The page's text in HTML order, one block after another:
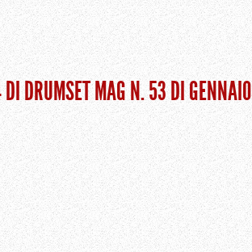
DI DRUMSET MAG N. 53 DI GENNAIO